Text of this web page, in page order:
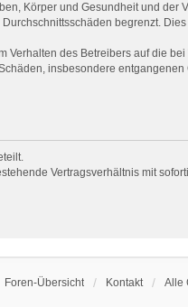
Körper und Gesundheit und der
begrenzt.
des Betreibers auf die
insbesondere entgangenen
Vertragsverhältnis mit
Foren-Übersicht Kontakt Alle